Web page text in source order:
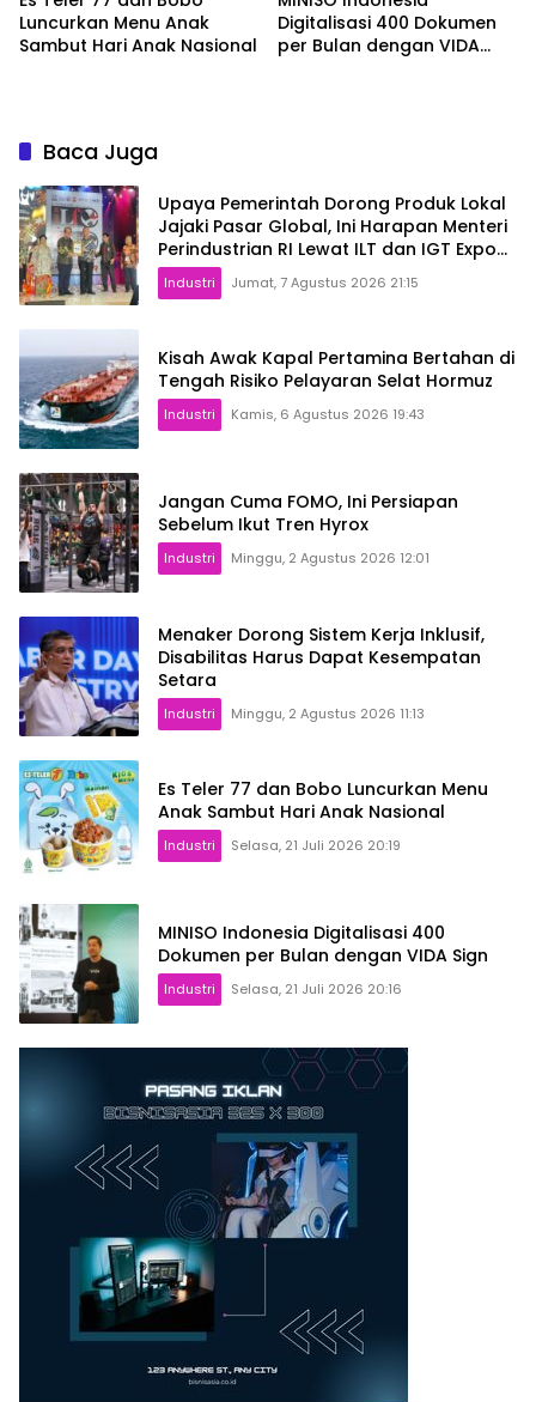
Luncurkan Menu Anak
Sambut Hari Anak Nasional
Digitalisasi 400 Dokumen
per Bulan dengan VIDA
Baca Juga
Upaya Pemerintah Dorong Produk Lokal
Jajaki Pasar Global, Ini Harapan Menteri
Perindustrian RI Lewat ILT dan IGT Expo
2026
Industri Jumat, 7 Agustus 2026 21:15
Kisah Awak Kapal Pertamina Bertahan di
Tengah Risiko Pelayaran Selat Hormuz
Industri Kamis, 6 Agustus 2026 19:43
Jangan Cuma FOMO, Ini Persiapan
Sebelum Ikut Tren Hyrox
Industri Minggu, 2 Agustus 2026 12:01
Menaker Dorong Sistem Kerja Inklusif,
Disabilitas Harus Dapat Kesempatan
Setara
Industri Minggu, 2 Agustus 2026 11:13
Es Teler 77 dan Bobo Luncurkan Menu
Anak Sambut Hari Anak Nasional
Industri Selasa, 21 Juli 2026 20:19
MINISO Indonesia Digitalisasi 400
Dokumen per Bulan dengan VIDA Sign
Industri Selasa, 21 Juli 2026 20:16